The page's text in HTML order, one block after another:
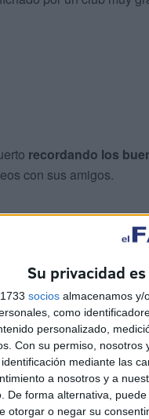
Su privacidad
socios almacenamos y/
como
personalizado,
Con su permiso, nosotros
mediante las
a nosotros y a
De forma alternativa,
otorgar o negar su
recordando los
con sus amigos.
desbordantes de
paso para el bueno
llegar muy lejos.